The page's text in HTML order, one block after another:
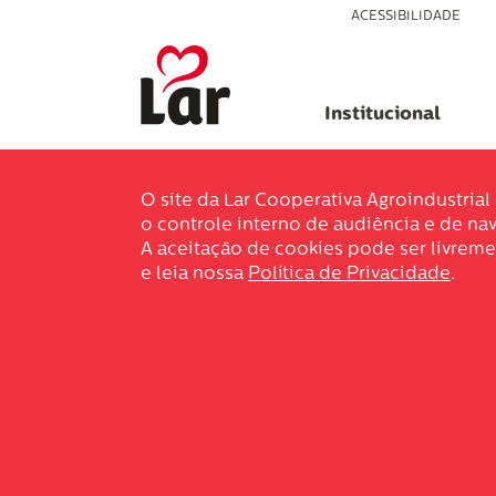
ACESSIBILIDADE
Institucional
O site da Lar Cooperativa
o controle interno de audiência e de
A aceitação de cookies pode ser
e leia nossa Política de Privacidade.